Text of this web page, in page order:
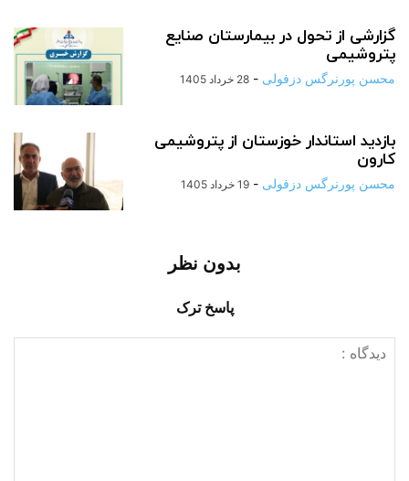
گزارشی از تحول در بیمارستان صنایع
پتروشیمی
محسن پورنرگس دزفولی - 28 خرداد 1405
بازدید استاندار خوزستان از پتروشیمی
کارون
محسن پورنرگس دزفولی - 19 خرداد 1405
بدون نظر
پاسخ ترک